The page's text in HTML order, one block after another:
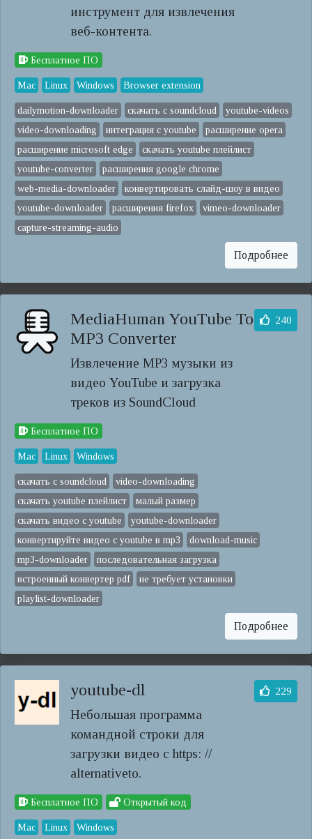
инструмент для извлечения
веб-контента.
Бесплатное ПО
Mac Linux Windows Browser extension
dailymotion-downloader скачать с soundcloud
youtube-videos
video-downloading
интеграция с youtube
расширение opera
расширение microsoft edge
скачать youtube плейлист
youtube-converter
расширения google chrome
web-media-downloader
конвертировать слайд-шоу в видео
youtube-downloader
расширения firefox
vimeo-downloader
capture-streaming-audio
Подробнее
MediaHuman YouTube To
MP3 Converter
Извлечение MP3 музыки из
видео YouTube и загрузка
треков из SoundCloud
240
Бесплатное ПО
Mac Linux Windows
скачать с soundcloud
video-downloading
скачать youtube плейлист
малый размер
скачать видео с youtube
youtube-downloader
конвертируйте видео с youtube в mp3
download-music
mp3-downloader
последовательная загрузка
встроенный конвертер pdf
не требует установки
playlist-downloader
Подробнее
youtube-dl
Небольшая программа
командной строки для
загрузки видео с https: //
alternativeto.
229
Бесплатное ПО Открытый код
Mac Linux Windows